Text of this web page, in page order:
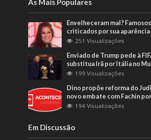
As Mais Populares
Envelheceram mal?
criticados por sua aparência
251 Visualizações
Enviado de Trump pede à
substitua Irã por Itália no
199 Visualizações
Dino propõe reforma do
novo embate com Fachin
194 Visualizações
Em Discussão